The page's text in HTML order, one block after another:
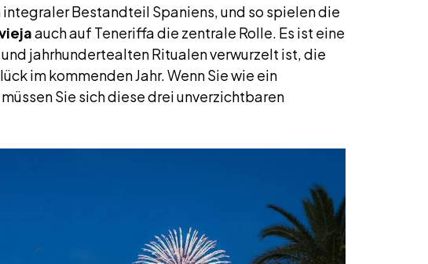
Bestandteil Spaniens, und so spielen die
auch auf Teneriffa die zentrale Rolle. Es ist eine
jahrhundertealten Ritualen verwurzelt ist, die
im kommenden Jahr. Wenn Sie wie ein
Sie sich diese drei unverzichtbaren